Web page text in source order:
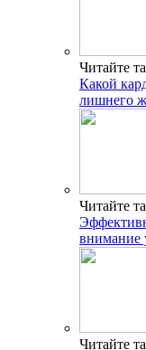
Читайте
Какой
лишнего
Читайте
внимание
Читайте